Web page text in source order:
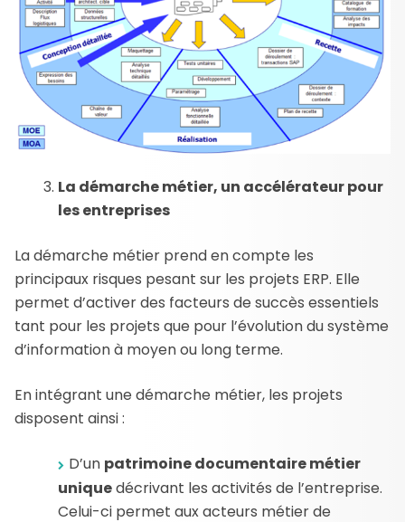
La démarche métier, un accélérateur pour
les entreprises
La démarche métier prend en compte les
principaux risques pesant sur les projets ERP. Elle
permet d’activer des facteurs de succès essentiels
tant pour les projets que pour l’évolution du système
d’information à moyen ou long terme.
En intégrant une démarche métier, les projets
disposent ainsi :
D’un patrimoine documentaire métier
uniquedécrivant les activités de l’entreprise.
Celui-ci permet aux acteurs métier de